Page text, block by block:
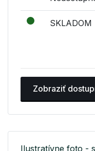
SKLADOM
Zobraziť
Ilustratívne foto -